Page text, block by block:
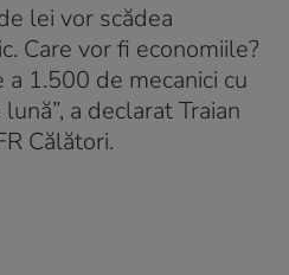
lei vor scădea
Care vor fi economiile?
1.500 de mecanici cu
a declarat Traian
Călători.